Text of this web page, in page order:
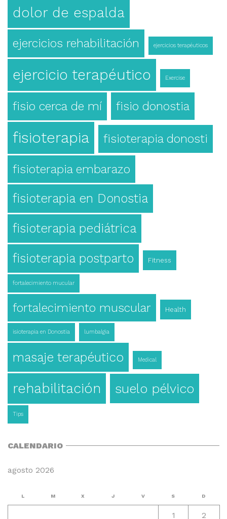
dolor de espalda
ejercicios rehabilitación ejercicios terapéuticos
ejercicio terapéutico Exercise
fisio cerca de mí fisio donostia
fisioterapia fisioterapia donosti
fisioterapia embarazo
fisioterapia en Donostia
fisioterapia pediátrica
fisioterapia postparto Fitness
fortalecimiento mucular
fortalecimiento muscular Health
isioterapia en Donostia lumbalgia
masaje terapéutico Medical
rehabilitación suelo pélvico
Tips
CALENDARIO
agosto 2026
L M X J V S D
1 2